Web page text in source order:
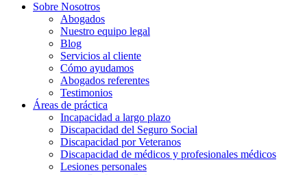
Sobre Nosotros
Abogados
Nuestro equipo legal
Blog
Servicios al cliente
Cómo ayudamos
Abogados referentes
Testimonios
Áreas de práctica
Incapacidad a largo plazo
Discapacidad del Seguro Social
Discapacidad por Veteranos
Discapacidad de médicos y profesionales médicos
Lesiones personales